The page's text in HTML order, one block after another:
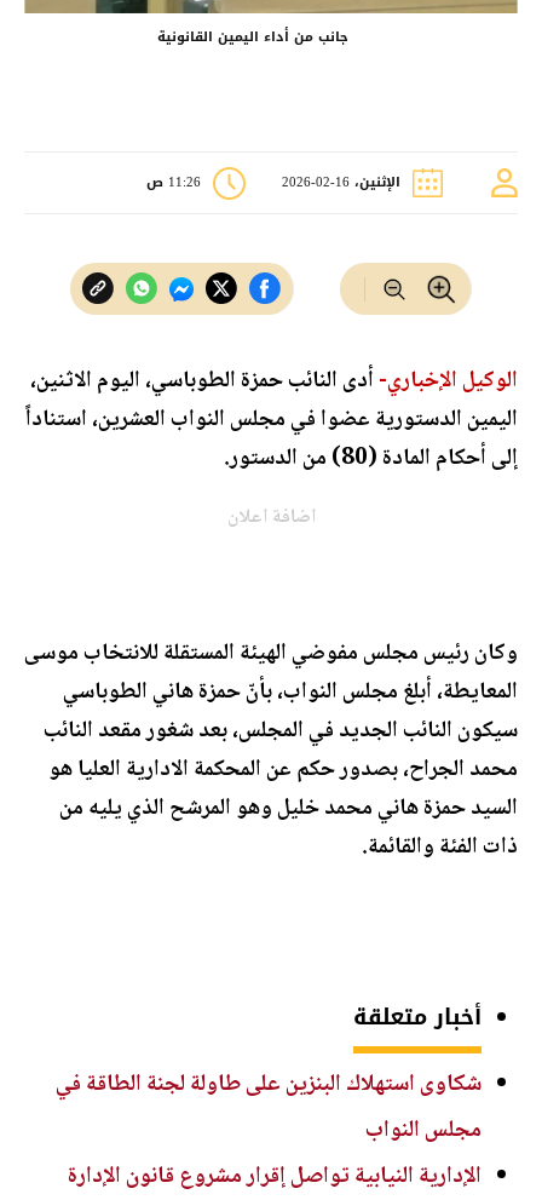
جانب من أداء اليمين القانونية
الإثنين، 16-02-2026 11:26 ص
الوكيل الإخباري-أدى النائب حمزة الطوباسي، اليوم الاثنين،
اليمين الدستورية عضوا في مجلس النواب العشرين، استناداً
إلى أحكام المادة (80) من الدستور.
اضافة اعلان
وكان رئيس مجلس مفوضي الهيئة المستقلة للانتخاب موسى
المعايطة، أبلغ مجلس النواب، بأنّ حمزة هاني الطوباسي
سيكون النائب الجديد في المجلس، بعد شغور مقعد النائب
محمد الجراح، بصدور حكم عن المحكمة الادارية العليا هو
السيد حمزة هاني محمد خليل وهو المرشح الذي يليه من
ذات الفئة والقائمة.
أخبار متعلقة
شكاوى استهلاك البنزين على طاولة لجنة الطاقة في
مجلس النواب
الإدارية النيابية تواصل إقرار مشروع قانون الإدارة